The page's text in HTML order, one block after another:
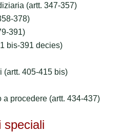
(artt. 347-357)
378)
391)
bis-391 decies)
(artt. 405-415 bis)
procedere (artt. 434-437)
speciali